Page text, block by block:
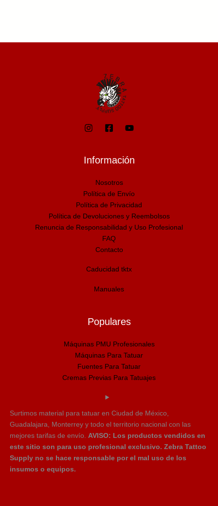
Información
Nosotros
Política de Envío
Política de Privacidad
Política de Devoluciones y Reembolsos
Renuncia de Responsabilidad y Uso Profesional
FAQ
Contacto
Caducidad tktx
Manuales
Populares
Máquinas PMU Profesionales
Máquinas Para Tatuar
Fuentes Para Tatuar
Cremas Previas Para Tatuajes
Surtimos material para tatuar en Ciudad de México,
Guadalajara, Monterrey y todo el territorio nacional con las
mejores tarifas de envío. AVISO: Los productos vendidos en
este sitio son para uso profesional exclusivo. Zebra Tattoo
Supply no se hace responsable por el mal uso de los
insumos o equipos.